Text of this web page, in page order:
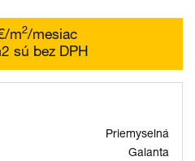
m2/mesiac
sú bez DPH
Priemyselná
Galanta